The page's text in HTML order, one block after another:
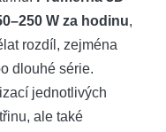
W za ​hodinu,
rozdíl, zejména
dlouhé série.
jednotlivých
ale také